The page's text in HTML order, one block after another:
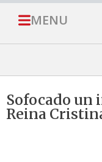
MENU
Sofocado un
Reina